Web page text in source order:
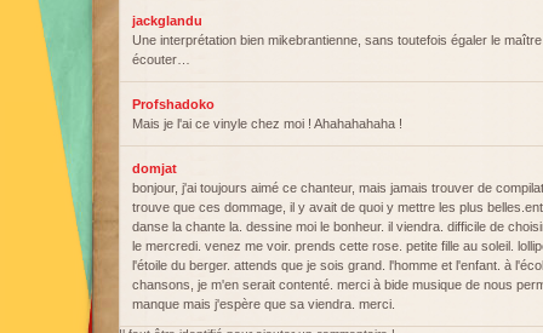
jackglandu
Une interprétation bien mikebrantienne, sans toutefois égaler le
écouter…
Profshadoko
Mais je l'ai ce vinyle chez moi ! Ahahahahaha !
domjat
bonjour, j'ai toujours aimé ce chanteur, mais jamais trouver de
trouve que ces dommage, il y avait de quoi y mettre les plus
danse la chante la. dessine moi le bonheur. il viendra. difficile de
le mercredi. venez me voir. prends cette rose. petite fille au soleil.
l'étoile du berger. attends que je sois grand. l'homme et l'enfant. à
chansons, je m'en serait contenté. merci à bide musique de nous
manque mais j'espère que sa viendra. merci.